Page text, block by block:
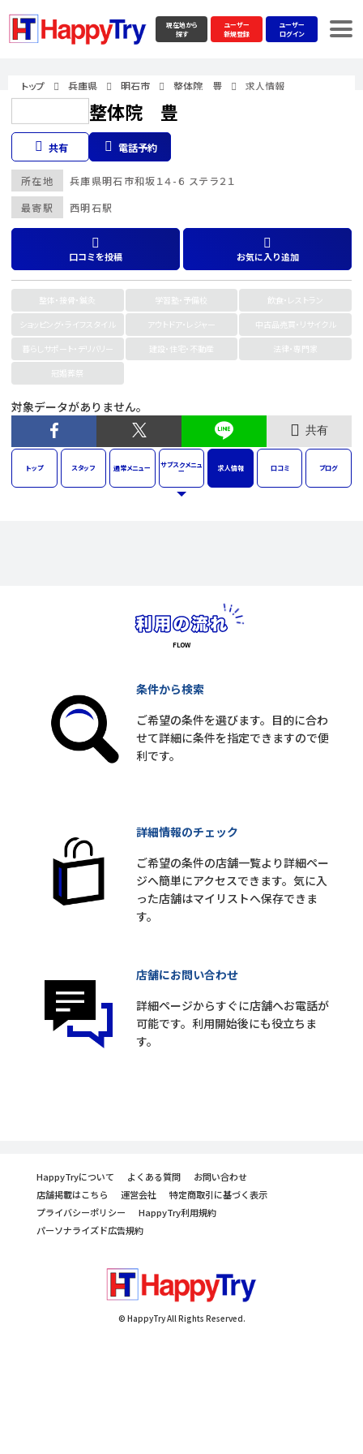
現在地から
探す
ユーザー
新規登録
ユーザー
ログイン
トップ 兵庫県 明石市 整体院 豊 求人情報
整体院 豊
共有 電話予約
最寄駅 西明石駅
所在地 兵庫県明石市和坂１４-６ ステラ２１
口コミを投稿 お気に入り追加
整体・接骨・鍼灸 学習塾・予備校
飲食・レストラン
ショッピング・ライフスタイル
アウトドア・レジャー
中古品売買・リサイクル
暮らしサポート・デリバリー
建設・住宅・不動産
法律・専門家
冠婚葬祭
対象データがありません。
共有
トップ スタッフ 通常メニュー サブスクメニュ
ー 求人情報 口コミ ブログ
条件から検索
ご希望の条件を選びます。目的に合わ
せて詳細に条件を指定できますので便
利です。
詳細情報のチェック
ご希望の条件の店舗一覧より詳細ペー
ジへ簡単にアクセスできます。気に入
った店舗はマイリストへ保存できま
す。
店舗にお問い合わせ
詳細ページからすぐに店舗へお電話が
可能です。利用開始後にも役立ちま
す。
HappyTryについて よくある質問
お問い合わせ
店舗掲載はこちら
運営会社
特定商取引に基づく表示
プライバシーポリシー
HappyTry利用規約
パーソナライズド広告規約
© HappyTry All Rights Reserved.